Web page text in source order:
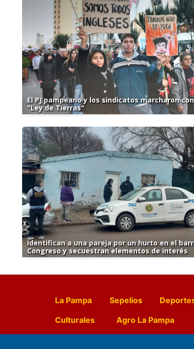
El PJ pampeano y los sindicatos marcharon
"Ley de Tierras"
Identifican a una pareja por un hurto en el
Congreso y secuestran elementos de interés
La Pampa Sepelios
Culturales
Agro La Pampa